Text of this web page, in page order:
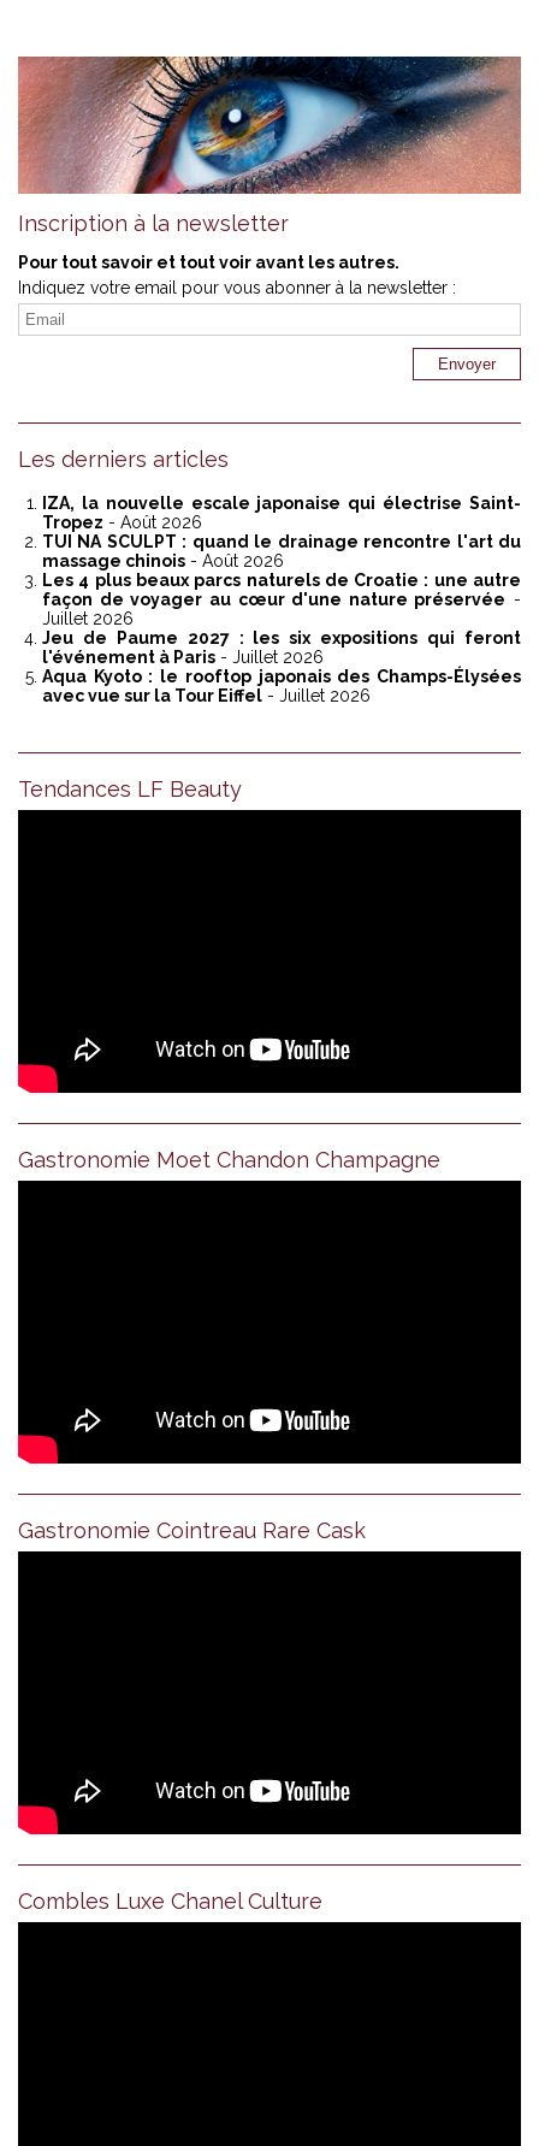
Inscription à la newsletter
Pour tout savoir et tout voir avant les autres.
Indiquez votre email pour vous abonner à la newsletter :
Les derniers articles
IZA, la nouvelle escale japonaise qui électrise Saint-
Tropez - Août 2026
TUI NA SCULPT : quand le drainage rencontre l'art du
massage chinois - Août 2026
Les 4 plus beaux parcs naturels de Croatie : une autre
façon de voyager au cœur d'une nature préservée -
Juillet 2026
Jeu de Paume 2027 : les six expositions qui feront
l'événement à Paris - Juillet 2026
Aqua Kyoto : le rooftop japonais des Champs-Élysées
avec vue sur la Tour Eiffel - Juillet 2026
Tendances LF Beauty
Gastronomie Moet Chandon Champagne
Gastronomie Cointreau Rare Cask
Combles Luxe Chanel Culture